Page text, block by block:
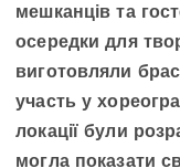
мешканців та
осередки для
виготовляли
участь у
локації були
могла показати